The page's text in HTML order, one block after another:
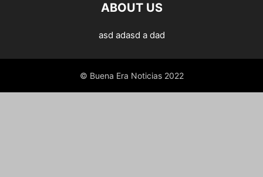
ABOUT US
asd adasd a dad
© Buena Era Noticias 2022